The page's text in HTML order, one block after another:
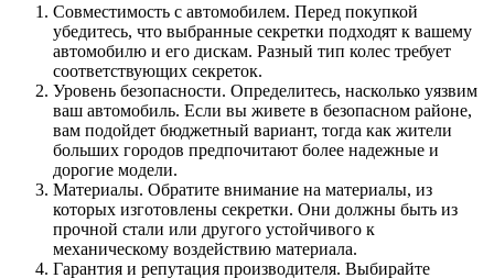
Совместимость с автомобилем. Перед покупкой
убедитесь, что выбранные секретки подходят к вашему
автомобилю и его дискам. Разный тип колес требует
соответствующих секреток.
Уровень безопасности. Определитесь, насколько уязвим
ваш автомобиль. Если вы живете в безопасном районе,
вам подойдет бюджетный вариант, тогда как жители
больших городов предпочитают более надежные и
дорогие модели.
Материалы. Обратите внимание на материалы, из
которых изготовлены секретки. Они должны быть из
прочной стали или другого устойчивого к
механическому воздействию материала.
Гарантия и репутация производителя. Выбирайте